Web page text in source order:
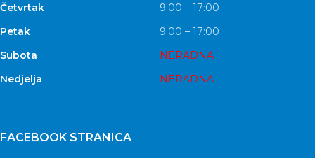
Četvrtak
9:00 – 17:00
Petak
9:00 – 17:00
Subota
NERADNA
Nedjelja
NERADNA
FACEBOOK STRANICA